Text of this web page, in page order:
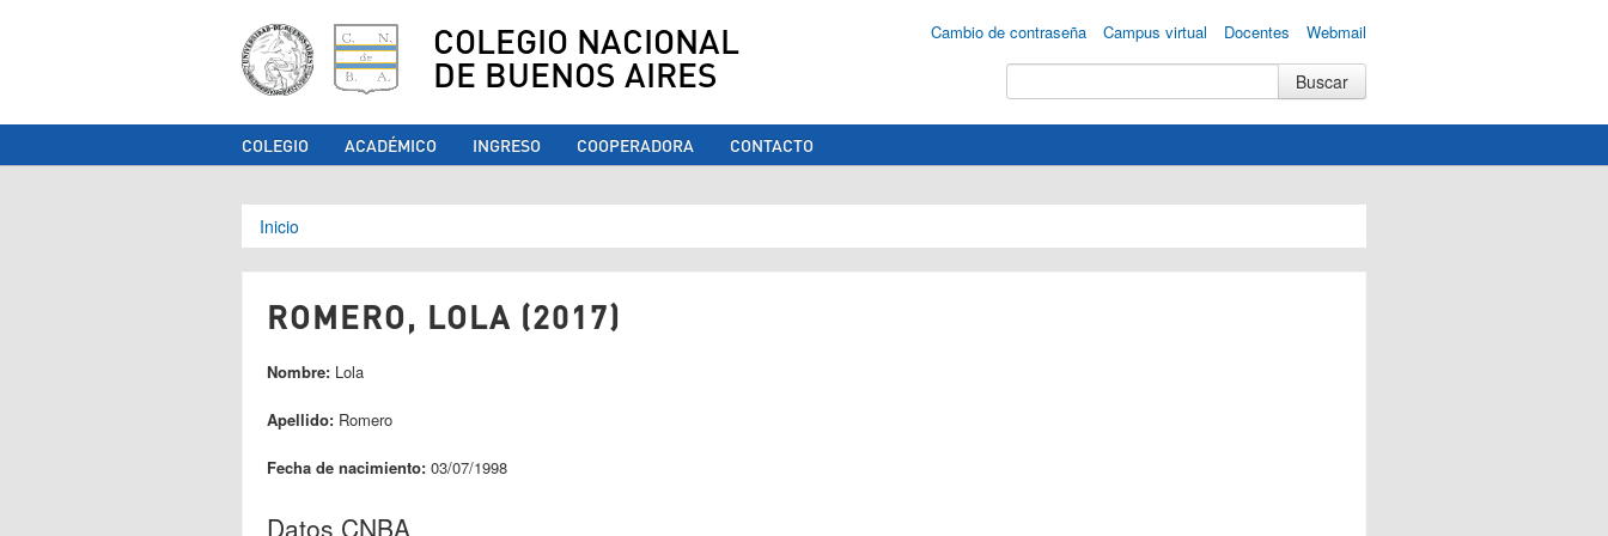
COLEGIO NACIONAL
DE BUENOS AIRES
Cambio de contraseña Campus virtual Docentes Webmail
COLEGIO ACADÉMICO INGRESO COOPERADORA CONTACTO
Se encuentra usted aquí
Inicio
ROMERO, LOLA (2017)
Nombre: Lola
Apellido: Romero
Fecha de nacimiento: 03/07/1998
Datos CNBA